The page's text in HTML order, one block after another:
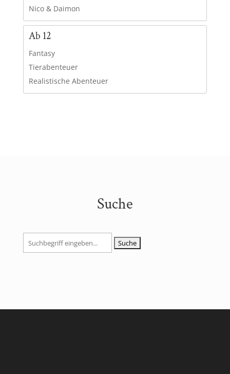
Nico & Daimon
Ab 12
Fantasy
Tierabenteuer
Realistische Abenteuer
Suche
Suchen
nach: